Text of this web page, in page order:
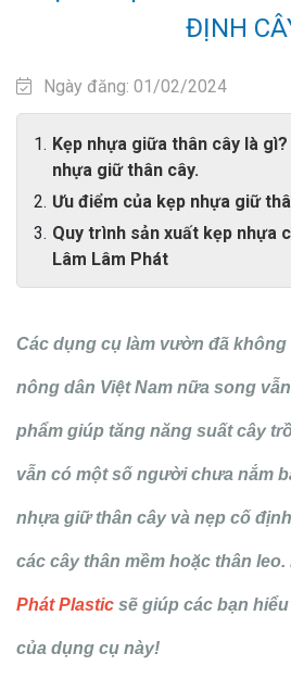
ĐỊNH
Ngày đăng: 01/02/2024
Kẹp nhựa giữa thân cây là
nhựa giữ thân cây.
Ưu điểm của kẹp nhựa giữ
Quy trình sản xuất kẹp nhựa
Lâm Lâm Phát
Các dụng cụ làm vườn đã
nông dân Việt Nam nữa song
phẩm giúp tăng năng suất cây
vẫn có một số người chưa nắm
nhựa giữ thân cây và nẹp cố
các cây thân mềm hoặc thân leo.
Phát Plastic sẽ giúp các bạn
của dụng cụ này!